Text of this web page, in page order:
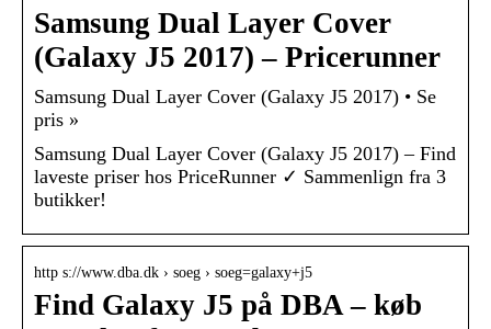
Samsung Dual Layer Cover
(Galaxy J5 2017) – Pricerunner
Samsung Dual Layer Cover (Galaxy J5 2017) • Se
pris »
Samsung Dual Layer Cover (Galaxy J5 2017) – Find
laveste priser hos PriceRunner ✓ Sammenlign fra 3
butikker!
http s://www.dba.dk › soeg › soeg=galaxy+j5
Find Galaxy J5 på DBA – køb